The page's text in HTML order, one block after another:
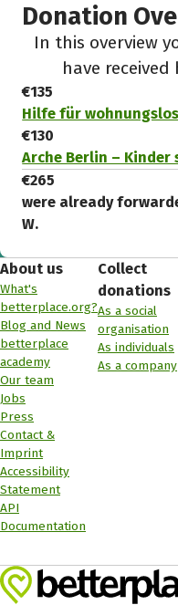
Donation
In this overview
have
€135
Hilfe für
€130
Arche Berlin – Kinder
€265
were already
W.
About us
What's
betterplace.org?
Blog and News
betterplace
academy
Our team
Jobs
Press
Contact &
Imprint
Accessibility
Statement
API
Documentation
Collect
donations
As a social
organisation
As individuals
As a company